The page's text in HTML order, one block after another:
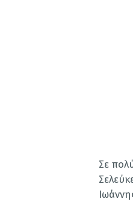
Σε